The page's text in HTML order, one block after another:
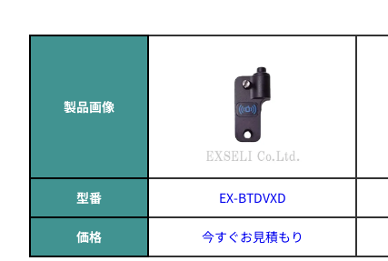
製品画像
型番 EX-BTDVXD
価格 今すぐお見積もり